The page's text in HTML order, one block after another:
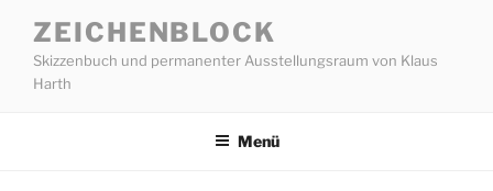
Inhalt
springen
ZEICHENBLOCK
Skizzenbuch und permanenter Ausstellungsraum von Klaus
Harth
Menü